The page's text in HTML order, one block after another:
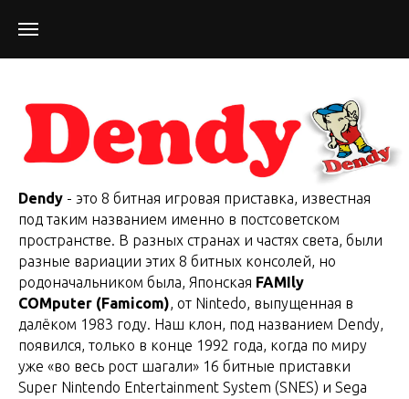
Dendy - это 8 битная игровая приставка, известная
под таким названием именно в постсоветском
пространстве. В разных странах и частях света, были
разные вариации этих 8 битных консолей, но
родоначальником была, Японская FAMIly
COMputer (Famicom), от Nintedo, выпущенная в
далёком 1983 году. Наш клон, под названием Dendy,
появился, только в конце 1992 года, когда по миру
уже «во весь рост шагали» 16 битные приставки
Super Nintendo Entertainment System (SNES) и Sega